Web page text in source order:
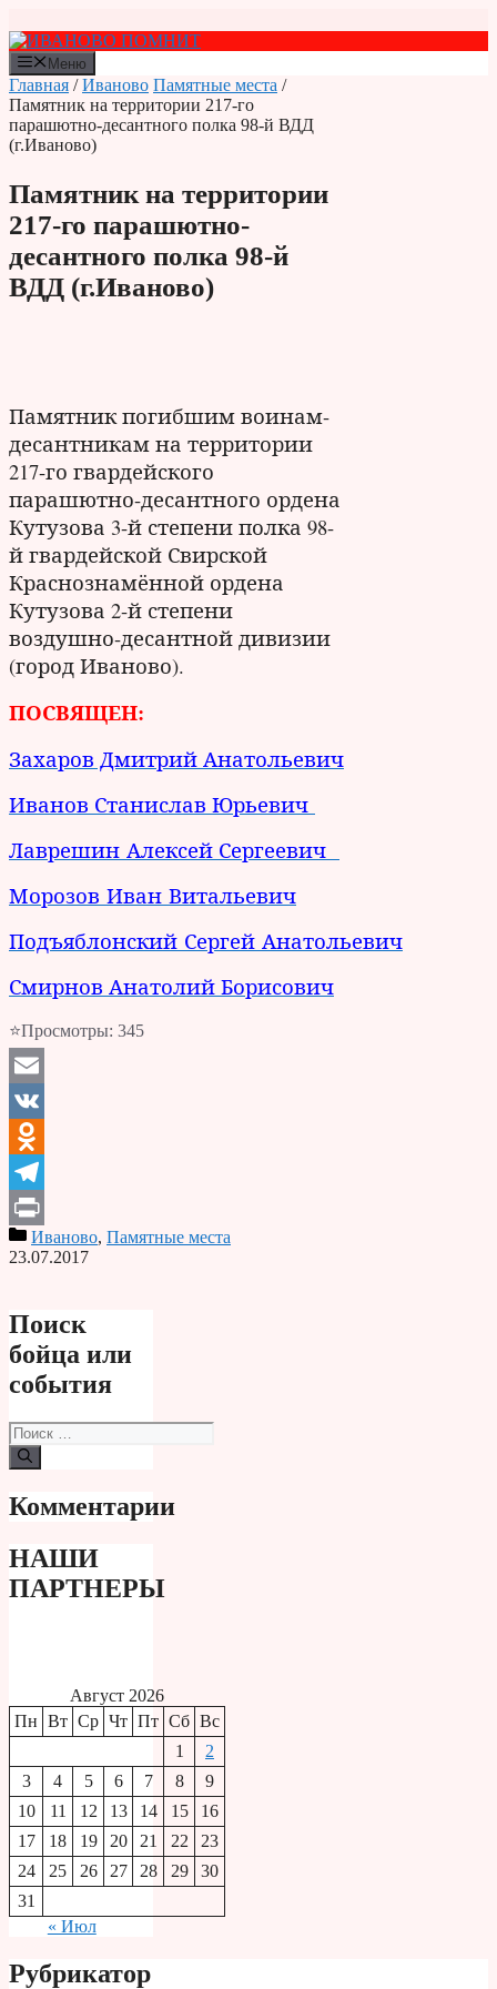
к
содержимому
Меню
Главная /Иваново Памятные места /
Памятник на территории 217-го
парашютно-десантного полка 98-й ВДД
(г.Иваново)
Памятник на территории
217-го парашютно-
десантного полка 98-й
ВДД (г.Иваново)
Памятник погибшим воинам-
десантникам на территории
217-го гвардейского
парашютно-десантного ордена
Кутузова 3-й степени полка 98-
й гвардейской Свирской
Краснознамённой ордена
Кутузова 2-й степени
воздушно-десантной дивизии
(город Иваново).
ПОСВЯЩЕН:
Захаров Дмитрий Анатольевич
Иванов Станислав Юрьевич
Лаврешин Алексей Сергеевич
Морозов Иван Витальевич
Подъяблонский Сергей Анатольевич
Смирнов Анатолий Борисович
⭐Просмотры: 345
Email
VK
Odnoklassniki
Telegram
PrintИваново, Памятные места
23.07.2017
Поиск
бойца или
события
Поиск:
Комментарии
НАШИ
ПАРТНЕРЫ
Август 2026
Пн Вт Ср Чт Пт Сб Вс
1
2
3
4 5 6 7 8
9
10
11 12 13 14 15
16
17
18 19 20 21 22
23
24
25 26 27 28 29
30
31
« Июл
Рубрикатор